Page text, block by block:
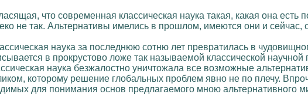
что современная классическая наука такая, какая она есть
не так. Альтернативы имелись в прошлом, имеются они и сейчас,
наука за последнюю сотню лет превратилась в
в прокрустово ложе так называемой классической научной
наука безжалостно уничтожала все возможные
которому решение глобальных проблем явно не по плечу.
для понимания основ предлагаемого мною альтернативного